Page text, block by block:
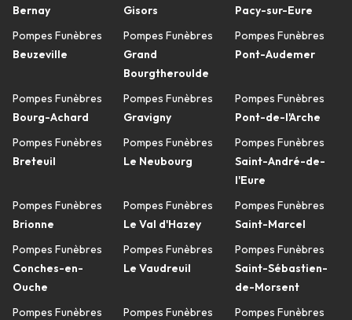
Bernay
Pompes Funèbres
Beuzeville
Pompes Funèbres
Bourg-Achard
Pompes Funèbres
Breteuil
Pompes Funèbres
Brionne
Pompes Funèbres
Conches-en-
Ouche
Pompes Funèbres
Gisors
Pompes Funèbres
Grand
Bourgtheroulde
Pompes Funèbres
Gravigny
Pompes Funèbres
Le Neubourg
Pompes Funèbres
Le Val d'Hazey
Pompes Funèbres
Le Vaudreuil
Pompes Funèbres
Pacy-sur-Eure
Pompes Funèbres
Pont-Audemer
Pompes Funèbres
Pont-de-l'Arche
Pompes Funèbres
Saint-André-de-
l'Eure
Pompes Funèbres
Saint-Marcel
Pompes Funèbres
Saint-Sébastien-
de-Morsent
Pompes Funèbres